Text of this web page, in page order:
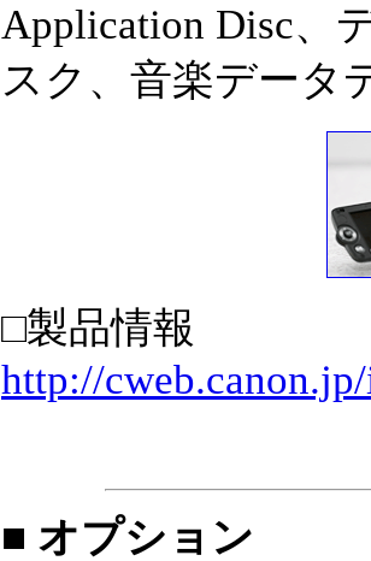
Application Disc、
スク、音楽データ
□製品情報
http://
■ オプション